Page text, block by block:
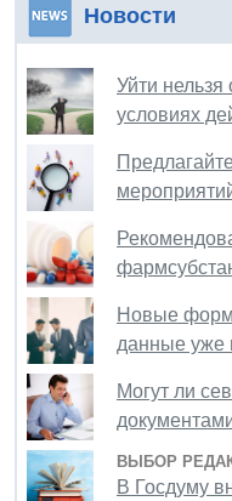
Новости
Уйти нельзя
условиях
Новые
данные уже
Могут ли
ВЫБОР
В Госдуму